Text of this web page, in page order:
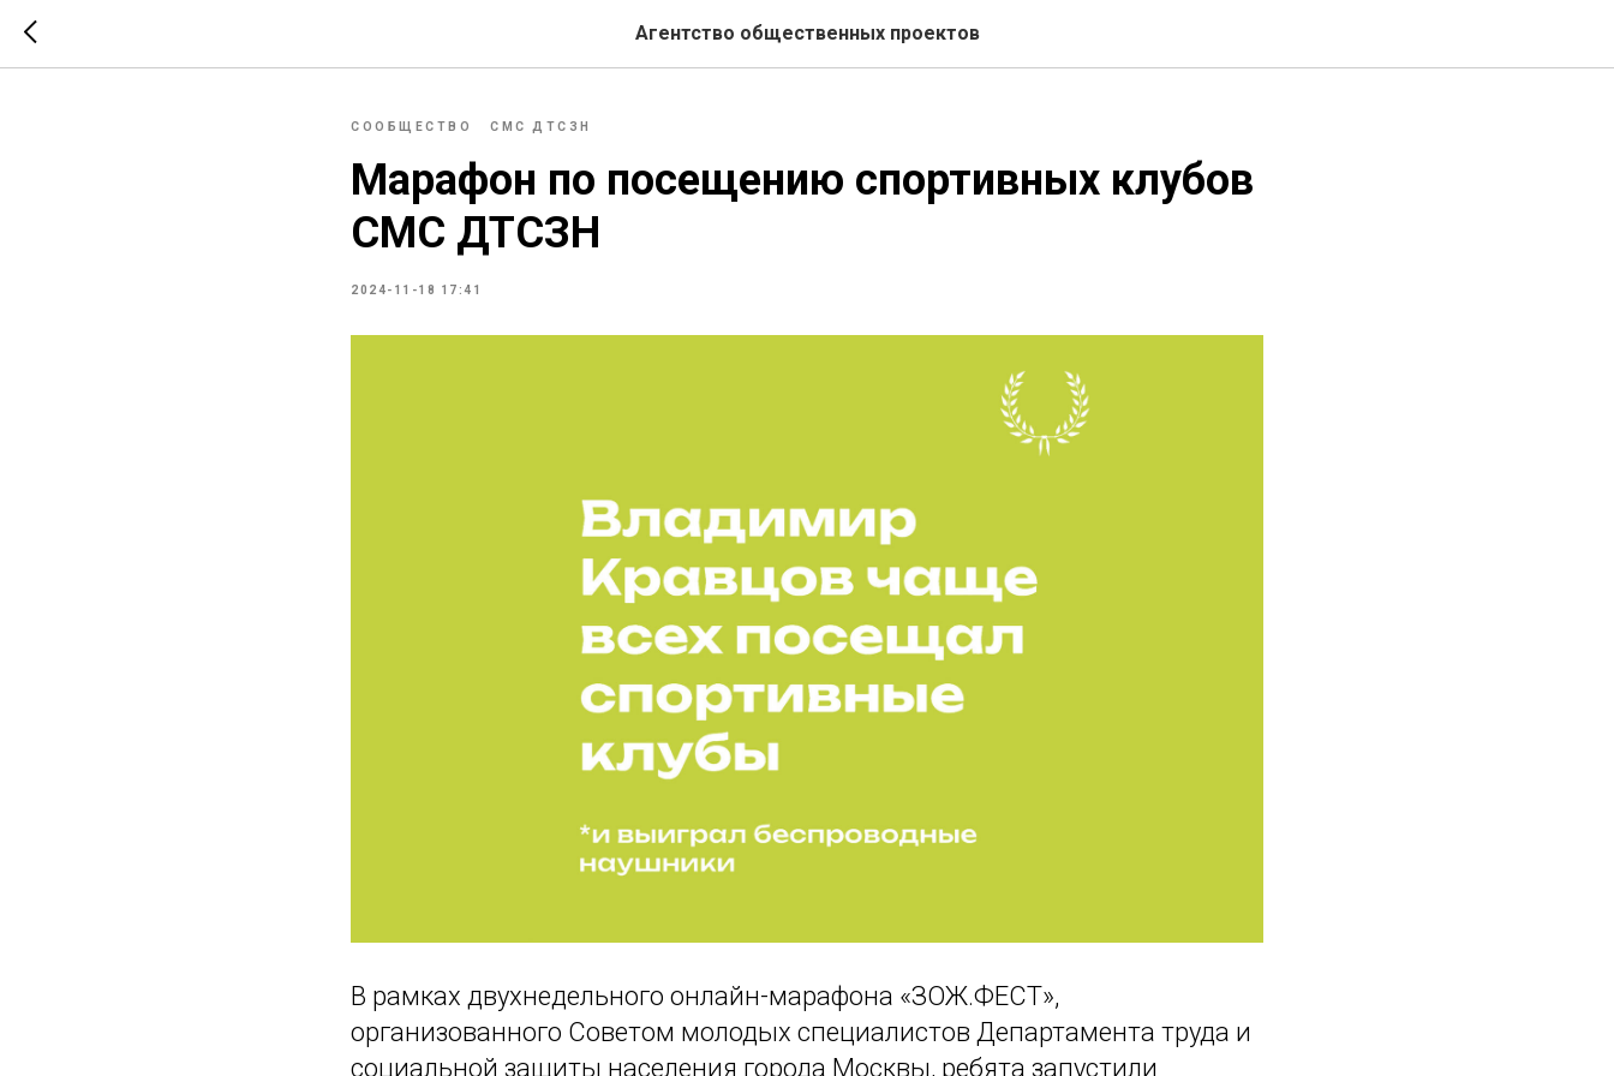
Агентство общественных проектов
СООБЩЕСТВО СМС ДТСЗН
Марафон по посещению спортивных клубов
СМС ДТСЗН
2024-11-18 17:41
В рамках двухнедельного онлайн-марафона «ЗОЖ.ФЕСТ»,
организованного Советом молодых специалистов Департамента труда и
социальной защиты населения города Москвы, ребята запустили